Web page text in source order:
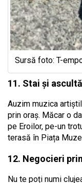
Sursă foto: T-
11. Stai și
Auzim muzica
prin oraș. Măcar o
pe Eroilor, pe-un
terasă în Piața
12. Negocieri
Nu te poți numi